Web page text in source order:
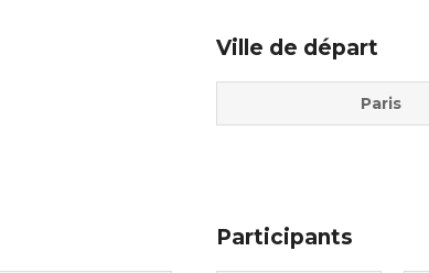
Ville de départ
Paris
Participants